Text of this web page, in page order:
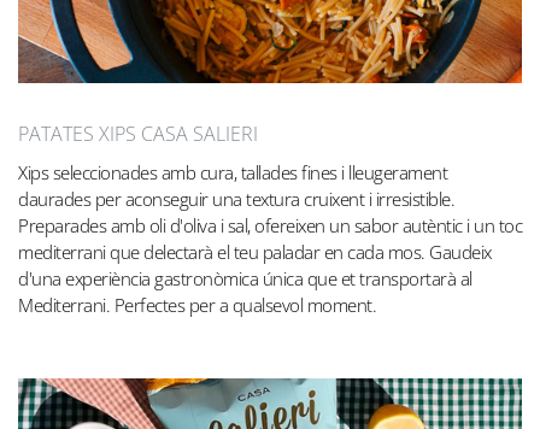
PATATES XIPS CASA SALIERI
Xips seleccionades amb cura, tallades fines i lleugerament
daurades per aconseguir una textura cruixent i irresistible.
Preparades amb oli d'oliva i sal, ofereixen un sabor autèntic i un toc
mediterrani que delectarà el teu paladar en cada mos. Gaudeix
d'una experiència gastronòmica única que et transportarà al
Mediterrani. Perfectes per a qualsevol moment.